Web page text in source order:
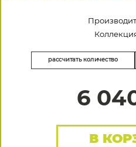
рассчитать количество
6
В